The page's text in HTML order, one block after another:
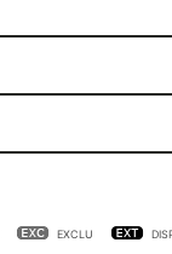
EXCLU